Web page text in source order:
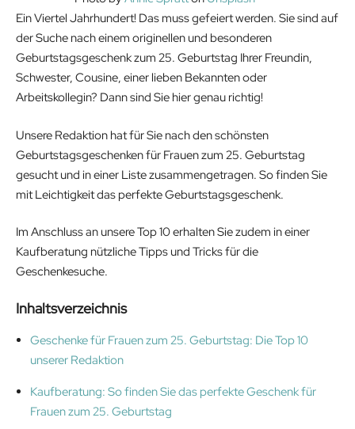
Ein Viertel Jahrhundert! Das muss gefeiert werden. Sie sind auf
der Suche nach einem originellen und besonderen
Geburtstagsgeschenk zum 25. Geburtstag Ihrer Freundin,
Schwester, Cousine, einer lieben Bekannten oder
Arbeitskollegin? Dann sind Sie hier genau richtig!
Unsere Redaktion hat für Sie nach den schönsten
Geburtstagsgeschenken für Frauen zum 25. Geburtstag
gesucht und in einer Liste zusammengetragen. So finden Sie
mit Leichtigkeit das perfekte Geburtstagsgeschenk.
Im Anschluss an unsere Top 10 erhalten Sie zudem in einer
Kaufberatung nützliche Tipps und Tricks für die
Geschenkesuche.
Inhaltsverzeichnis
Geschenke für Frauen zum 25. Geburtstag: Die Top 10
unserer Redaktion
Kaufberatung: So finden Sie das perfekte Geschenk für
Frauen zum 25. Geburtstag